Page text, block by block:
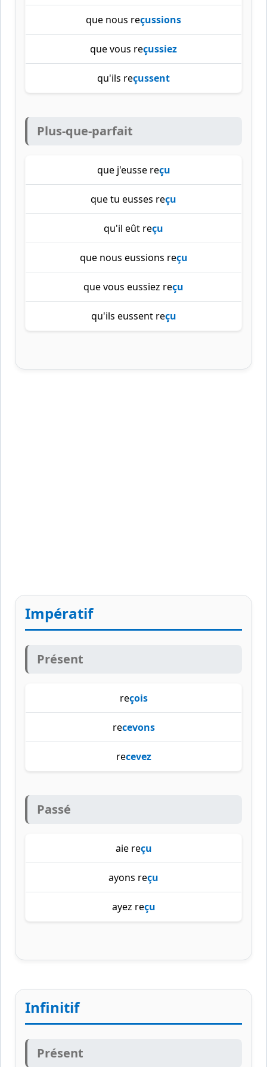
que nous reçussions
que vous reçussiez
qu'ils reçussent
Plus-que-parfait
que j'eusse reçu
que tu eusses reçu
qu'il eût reçu
que nous eussions reçu
que vous eussiez reçu
qu'ils eussent reçu
Impératif
Présent
reçois
recevons
recevez
Passé
aie reçu
ayons reçu
ayez reçu
Infinitif
Présent